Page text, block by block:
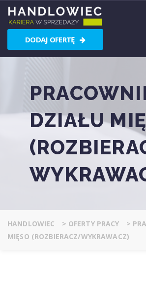
DODAJ OFERTĘ
DZIAŁU
HANDLOWIEC > OFERTY PRACY >
MIĘSO (ROZBIERACZ/WYKRAWACZ)